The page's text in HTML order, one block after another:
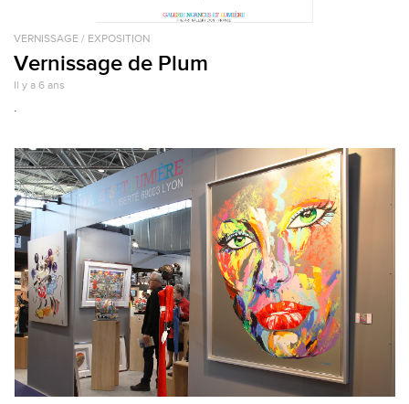
VERNISSAGE / EXPOSITION
Vernissage de Plum
Il y a 6 ans
.